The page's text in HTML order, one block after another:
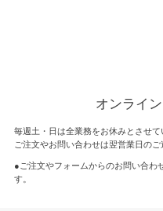
オンライ
毎週土・日は全業務をお休みとさせ
ご注文やお問い合わせは翌営業日のご
●ご注文やフォームからのお問い合わ
す。